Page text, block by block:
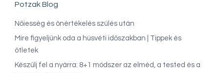
Potzak Blog
Nőiesség és önértékelés szülés után
Mire figyeljünk oda a húsvéti időszakban | Tippek és
ötletek
Készülj fel a nyárra: 8+1 módszer az elméd, a tested és a